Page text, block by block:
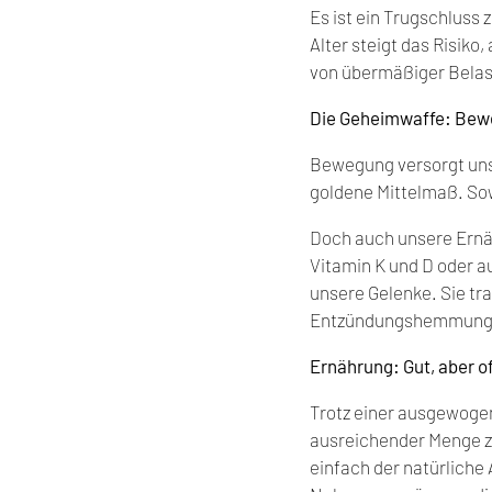
Es ist ein Trugschluss
Alter steigt das
von übermäßiger
Die Geheimwaffe:
Bewegung versorgt
goldene Mittelmaß.
Doch auch unsere
Vitamin K und D oder
unsere Gelenke. Sie
Ernährung: Gut, aber
Trotz einer
ausreichender Menge
einfach der natürliche